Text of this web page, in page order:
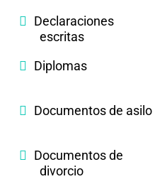
Declaraciones
escritas
Diplomas
Documentos de asilo
Documentos de
divorcio